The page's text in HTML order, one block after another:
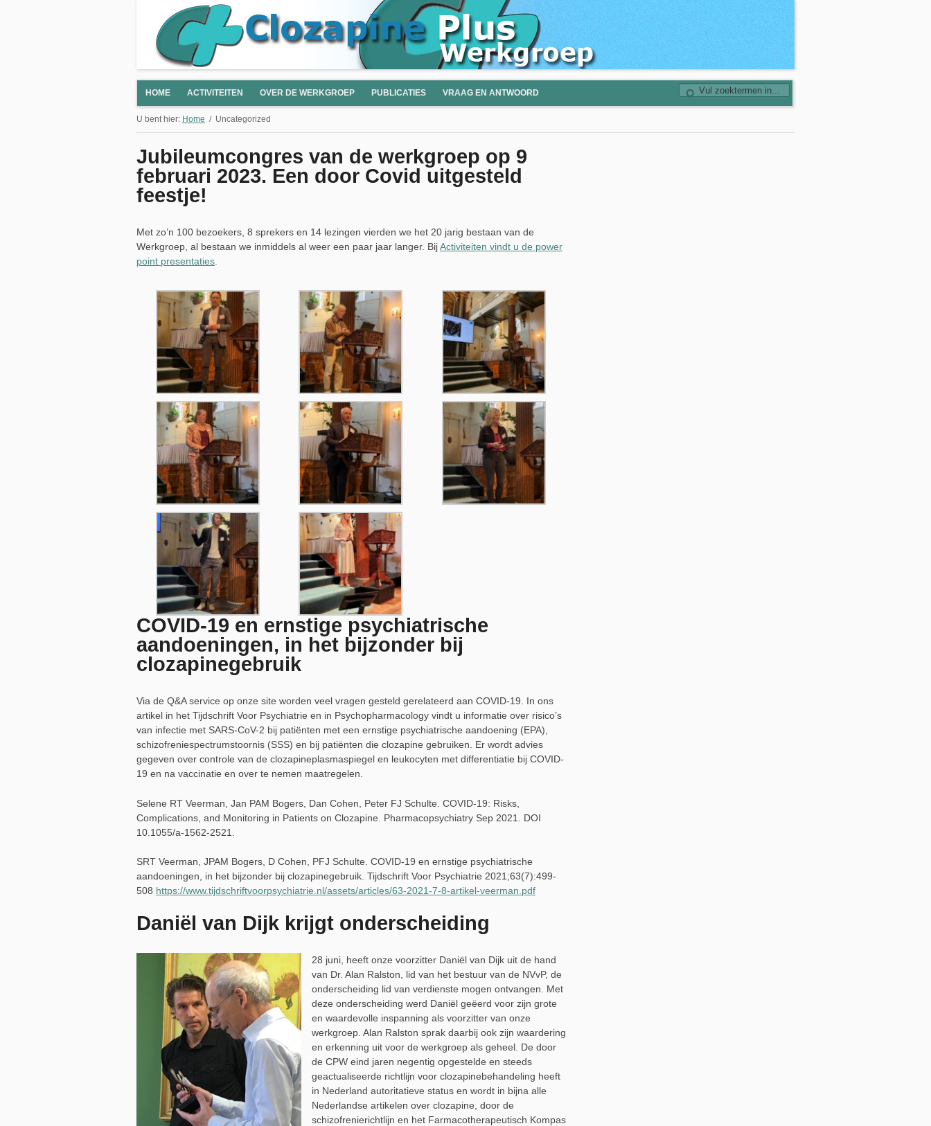
HOME ACTIVITEITEN OVER DE WERKGROEP PUBLICATIES VRAAG EN ANTWOORD
U bent hier: Home Uncategorized
Jubileumcongres van de werkgroep op 9
februari 2023. Een door Covid uitgesteld
feestje!
Met zo’n 100 bezoekers, 8 sprekers en 14 lezingen vierden we het 20 jarig bestaan van de
Werkgroep, al bestaan we inmiddels al weer een paar jaar langer. BijActiviteiten vindt u de power
point presentaties
COVID-19 en ernstige psychiatrische
aandoeningen, in het bijzonder bij
clozapinegebruik
Via de Q&A service op onze site worden veel vragen gesteld gerelateerd aan COVID-19. In ons
artikel in het Tijdschrift Voor Psychiatrie en in Psychopharmacology vindt u informatie over risico’s
van infectie met SARS-CoV-2 bij patiënten met een ernstige psychiatrische aandoening (EPA),
schizofreniespectrumstoornis (SSS) en bij patiënten die clozapine gebruiken. Er wordt advies
gegeven over controle van de clozapineplasmaspiegel en leukocyten met differentiatie bij COVID-
19 en na vaccinatie en over te nemen maatregelen.
Selene RT Veerman, Jan PAM Bogers, Dan Cohen, Peter FJ Schulte. COVID-19: Risks,
Complications, and Monitoring in Patients on Clozapine. Pharmacopsychiatry Sep 2021. DOI
10.1055/a-1562-2521.
SRT Veerman, JPAM Bogers, D Cohen, PFJ Schulte. COVID-19 en ernstige psychiatrische
aandoeningen, in het bijzonder bij clozapinegebruik. Tijdschrift Voor Psychiatrie 2021;63(7):499-
508 https://www.tijdschriftvoorpsychiatrie.nl/assets/articles/63-2021-7-8-artikel-veerman.pdf
Daniël van Dijk krijgt onderscheiding
28 juni, heeft onze voorzitter Daniël van Dijk uit de hand
van Dr. Alan Ralston, lid van het bestuur van de NVvP, de
onderscheiding lid van verdienste mogen ontvangen. Met
deze onderscheiding werd Daniël geëerd voor zijn grote
en waardevolle inspanning als voorzitter van onze
werkgroep. Alan Ralston sprak daarbij ook zijn waardering
en erkenning uit voor de werkgroep als geheel. De door
de CPW eind jaren negentig opgestelde en steeds
geactualiseerde richtlijn voor clozapinebehandeling heeft
in Nederland autoritatieve status en wordt in bijna alle
Nederlandse artikelen over clozapine, door de
schizofrenierichtlijn en het Farmacotherapeutisch Kompas